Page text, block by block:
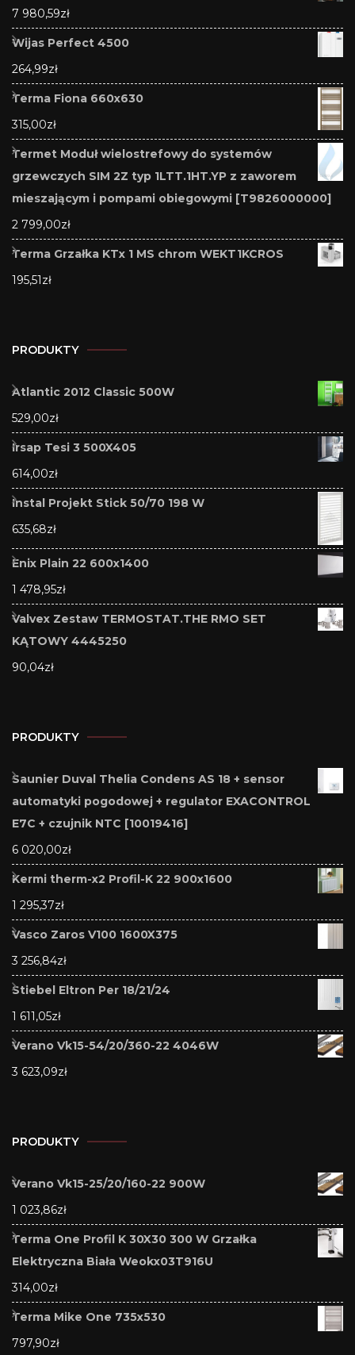
7 980,59zł
Wijas Perfect 4500
264,99zł
Terma Fiona 660x630
315,00zł
Termet Moduł wielostrefowy do systemów
grzewczych SIM 2Z typ 1LTT.1HT.YP z zaworem
mieszającym i pompami obiegowymi [T9826000000]
2 799,00zł
Terma Grzałka KTx 1 MS chrom WEKT1KCROS
195,51zł
PRODUKTY
Atlantic 2012 Classic 500W
529,00zł
Irsap Tesi 3 500X405
614,00zł
Instal Projekt Stick 50/70 198 W
635,68zł
Enix Plain 22 600x1400
1 478,95zł
Valvex Zestaw TERMOSTAT.THE RMO SET
KĄTOWY 4445250
90,04zł
PRODUKTY
Saunier Duval Thelia Condens AS 18 + sensor
automatyki pogodowej + regulator EXACONTROL
E7C + czujnik NTC [10019416]
6 020,00zł
Kermi therm-x2 Profil-K 22 900x1600
1 295,37zł
Vasco Zaros V100 1600X375
3 256,84zł
Stiebel Eltron Per 18/21/24
1 611,05zł
Verano Vk15-54/20/360-22 4046W
3 623,09zł
PRODUKTY
Verano Vk15-25/20/160-22 900W
1 023,86zł
Terma One Profil K 30X30 300 W Grzałka
Elektryczna Biała Weokx03T916U
314,00zł
Terma Mike One 735x530
797,90zł